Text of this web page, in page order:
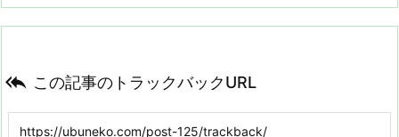
 この記事のトラックバックURL